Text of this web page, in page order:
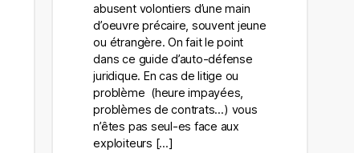
abusent volontiers d’une main
d’oeuvre précaire, souvent jeune
ou étrangère. On fait le point
dans ce guide d’auto-défense
juridique. En cas de litige ou
problème (heure impayées,
problèmes de contrats…) vous
n’êtes pas seul-es face aux
exploiteurs […]